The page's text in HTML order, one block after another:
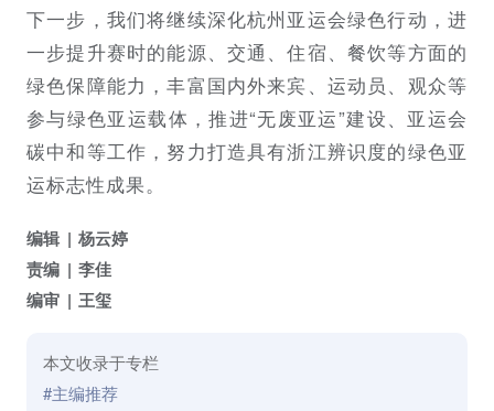
下一步，我们将继续深化杭州亚运会绿色行动，进
一步提升赛时的能源、交通、住宿、餐饮等方面的
绿色保障能力，丰富国内外来宾、运动员、观众等
参与绿色亚运载体，推进“无废亚运”建设、亚运会
碳中和等工作，努力打造具有浙江辨识度的绿色亚
运标志性成果。
编辑
杨云婷
责编
李佳
编审
王玺
本文收录于专栏
#主编推荐